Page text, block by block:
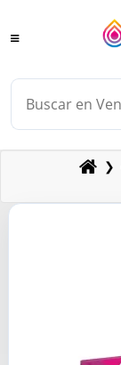
❯